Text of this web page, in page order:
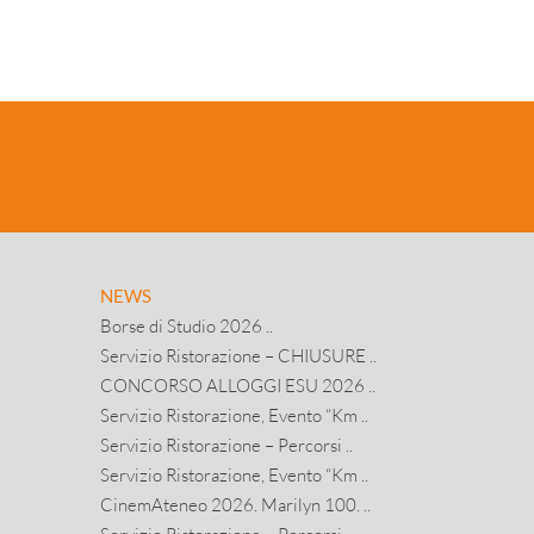
NEWS
Borse di Studio 2026 ..
Servizio Ristorazione – CHIUSURE ..
CONCORSO ALLOGGI ESU 2026 ..
Servizio Ristorazione, Evento “Km ..
Servizio Ristorazione – Percorsi ..
Servizio Ristorazione, Evento “Km ..
CinemAteneo 2026. Marilyn 100. ..